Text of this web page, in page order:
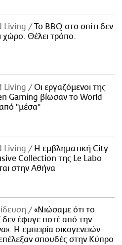
Living
Το BBQ στο σπίτι δεν
χώρο. Θέλει τρόπο.
Living
Οι εργαζόμενοι της
Gaming βίωσαν το World
"μέσα"
Living
Η εμβληματική City
Collection της Le Labo
στην Αθήνα
«Νιώσαμε ότι το
δεν έφυγε ποτέ από την
Η εμπειρία οικογενειών
σπουδές στην Κύπρο